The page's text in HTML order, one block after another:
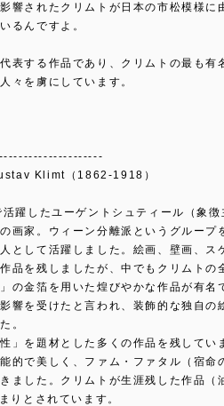
響されたクリムトが日本の市松模様に
るんですよ。
表する作品であり、クリムトの最も有
々を虜にしています。
Klimt（1862-1918）
躍したユーゲントシュティール（象徴
画家。ウィーン分離派というグループ
として活躍しました。絵画、壁画、ス
品を残しましたが、中でもクリムトの
の金箔を用いた煌びやかな作品が有名
響を受けたと言われ、装飾的な独自の
。
」を題材とした多くの作品を残してい
的で美しく、ファム・ファタル（宿命
ました。クリムトが生涯残した作品（
りとされています。